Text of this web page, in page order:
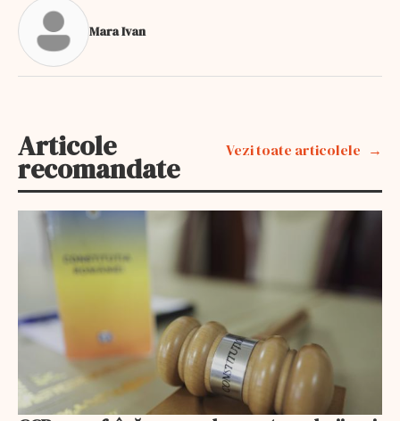
Mara Ivan
Articole
recomandate
Vezi toate articolele